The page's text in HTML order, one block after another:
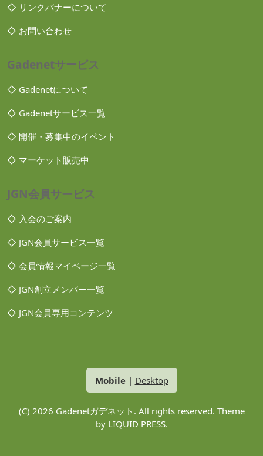
◇ リンクバナーについて
◇ お問い合わせ
Gadenetサービス
◇ Gadenetについて
◇ Gadenetサービス一覧
◇ 開催・募集中のイベント
◇ マーケット販売中
JGN会員サービス
◇ 入会のご案内
◇ JGN会員サービス一覧
◇ 会員情報マイページ一覧
◇ JGN創立メンバー一覧
◇ JGN会員専用コンテンツ
Mobile| Desktop
(C) 2026 Gadenetガデネット . All rights reserved. Theme
by LIQUID PRESS.